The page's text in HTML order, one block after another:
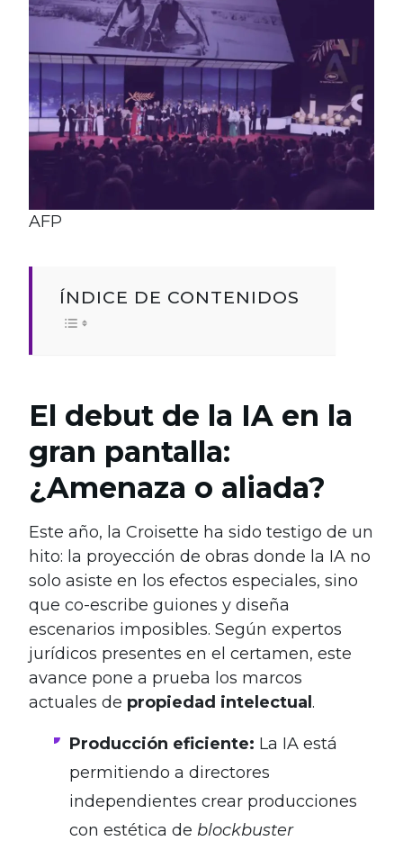
AFP
ÍNDICE DE CONTENIDOS
El debut de la IA en la
gran pantalla:
¿Amenaza o aliada?
Este año, la Croisette ha sido testigo de un
hito: la proyección de obras donde la IA no
solo asiste en los efectos especiales, sino
que co-escribe guiones y diseña
escenarios imposibles. Según expertos
jurídicos presentes en el certamen, este
avance pone a prueba los marcos
actuales de propiedad intelectual .
Producción eficiente: La IA está
permitiendo a directores
independientes crear producciones
con estética de blockbuster